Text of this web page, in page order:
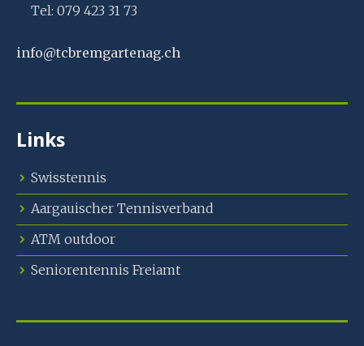
Tel: 079 423 31 73
info@tcbremgartenag.ch
Links
Swisstennis
Aargauischer Tennisverband
ATM outdoor
Seniorentennis Freiamt